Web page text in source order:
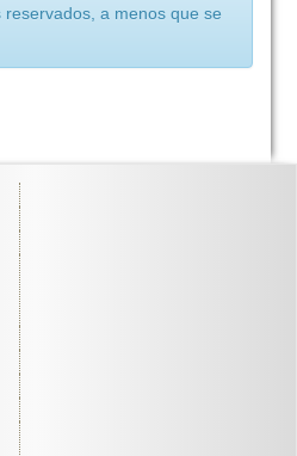
a menos que se